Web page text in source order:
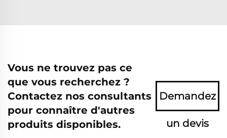
Vous ne trouvez pas ce
que vous recherchez ?
Contactez nos consultants
pour connaître d'autres
produits disponibles.
Demandez
un devis